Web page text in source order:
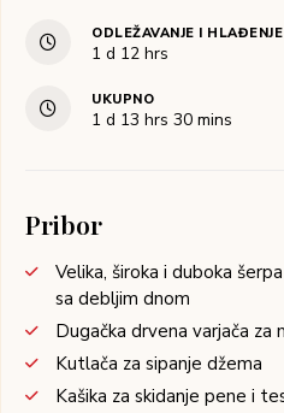
ODLEŽAVANJE I HLAĐENJE
1 d 12 hrs
UKUPNO
1 d 13 hrs 30 mins
Pribor
Velika, široka i duboka
sa debljim dnom
Dugačka drvena varjača za
Kutlača za sipanje džema
Kašika za skidanje pene i